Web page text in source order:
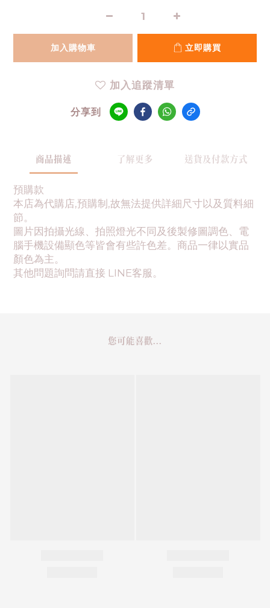
加入購物車 立即購買
加入追蹤清單
分享到
商品描述 了解更多 送貨及付款方式
預購款
本店為代購店,預購制,故無法提供詳細尺寸以及質料細
節。
圖片因拍攝光線、拍照燈光不同及後製修圖調色、電
腦手機設備顯色等皆會有些許色差。商品一律以實品
顏色為主。
其他問題詢問請直接 LINE客服。
您可能喜歡...